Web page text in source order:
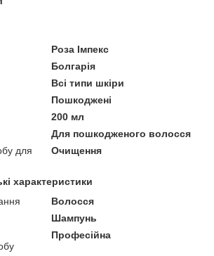
Роза Імпекс
Болгарія
Всі типи шкіри
Пошкоджені
200 мл
Для пошкодженого волосся
для
Очищення
характеристики
Волосся
Шампунь
Професійна